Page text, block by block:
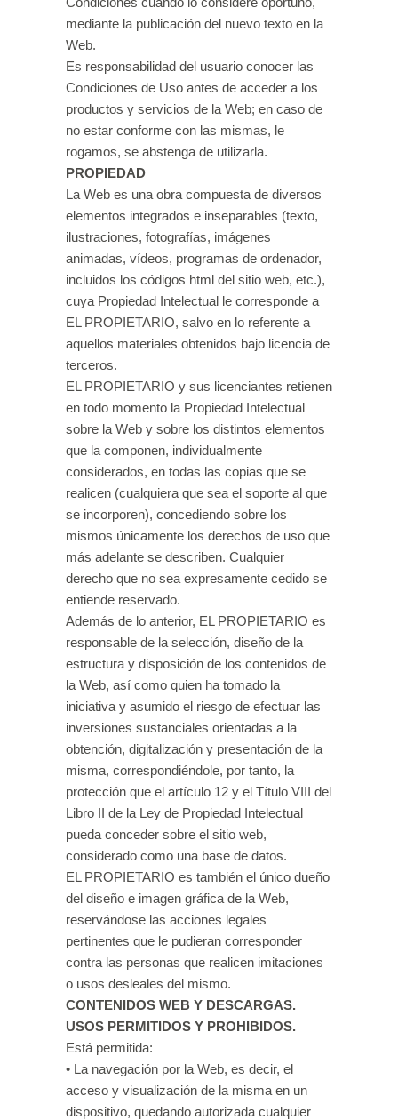
mediante la publicación del nuevo texto en la
Web.
Es responsabilidad del usuario conocer las
Condiciones de Uso antes de acceder a los
productos y servicios de la Web; en caso de
no estar conforme con las mismas, le
rogamos, se abstenga de utilizarla.
PROPIEDAD
La Web es una obra compuesta de diversos
elementos integrados e inseparables (texto,
ilustraciones, fotografías, imágenes
animadas, vídeos, programas de ordenador,
incluidos los códigos html del sitio web, etc.),
cuya Propiedad Intelectual le corresponde a
EL PROPIETARIO, salvo en lo referente a
aquellos materiales obtenidos bajo licencia de
terceros.
EL PROPIETARIO y sus licenciantes retienen
en todo momento la Propiedad Intelectual
sobre la Web y sobre los distintos elementos
que la componen, individualmente
considerados, en todas las copias que se
realicen (cualquiera que sea el soporte al que
se incorporen), concediendo sobre los
mismos únicamente los derechos de uso que
más adelante se describen. Cualquier
derecho que no sea expresamente cedido se
entiende reservado.
Además de lo anterior, EL PROPIETARIO es
responsable de la selección, diseño de la
estructura y disposición de los contenidos de
la Web, así como quien ha tomado la
iniciativa y asumido el riesgo de efectuar las
inversiones sustanciales orientadas a la
obtención, digitalización y presentación de la
misma, correspondiéndole, por tanto, la
protección que el artículo 12 y el Título VIII del
Libro II de la Ley de Propiedad Intelectual
pueda conceder sobre el sitio web,
considerado como una base de datos.
EL PROPIETARIO es también el único dueño
del diseño e imagen gráfica de la Web,
reservándose las acciones legales
pertinentes que le pudieran corresponder
contra las personas que realicen imitaciones
o usos desleales del mismo.
CONTENIDOS WEB Y DESCARGAS.
USOS PERMITIDOS Y PROHIBIDOS.
Está permitida:
• La navegación por la Web, es decir, el
acceso y visualización de la misma en un
dispositivo, quedando autorizada cualquier